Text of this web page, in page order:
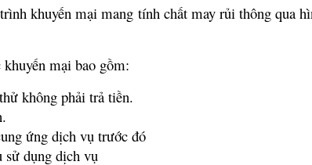
khuyến mại mang tính chất may rủi thông qua
mại bao gồm:
không phải trả tiền.
ứng dịch vụ trước đó
sử dụng dịch vụ